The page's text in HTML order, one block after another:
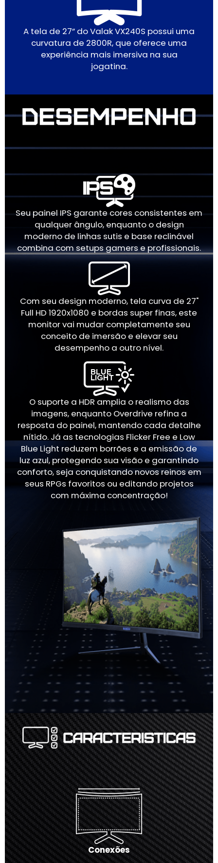
A tela de 27” do Valak VX240S possui uma
curvatura de 2800R, que oferece uma
experiência mais imersiva na sua
jogatina.
Seu painel IPS garante cores consistentes em
qualquer ângulo, enquanto o design
moderno de linhas sutis e base reclinável
combina com setups gamers e profissionais.
Com seu design moderno, tela curva de 27"
Full HD 1920x1080 e bordas super finas, este
monitor vai mudar completamente seu
conceito de imersão e elevar seu
desempenho a outro nível.
O suporte a HDR amplia o realismo das
imagens, enquanto Overdrive refina a
resposta do painel, mantendo cada detalhe
nítido. Já as tecnologias Flicker Free e Low
Blue Light reduzem borrões e a emissão de
luz azul, protegendo sua visão e garantindo
conforto, seja conquistando novos reinos em
seus RPGs favoritos ou editando projetos
com máxima concentração!
Conexões